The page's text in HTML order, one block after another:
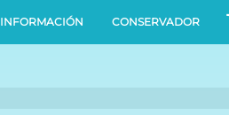
INFORMACIÓN CONSERVADOR